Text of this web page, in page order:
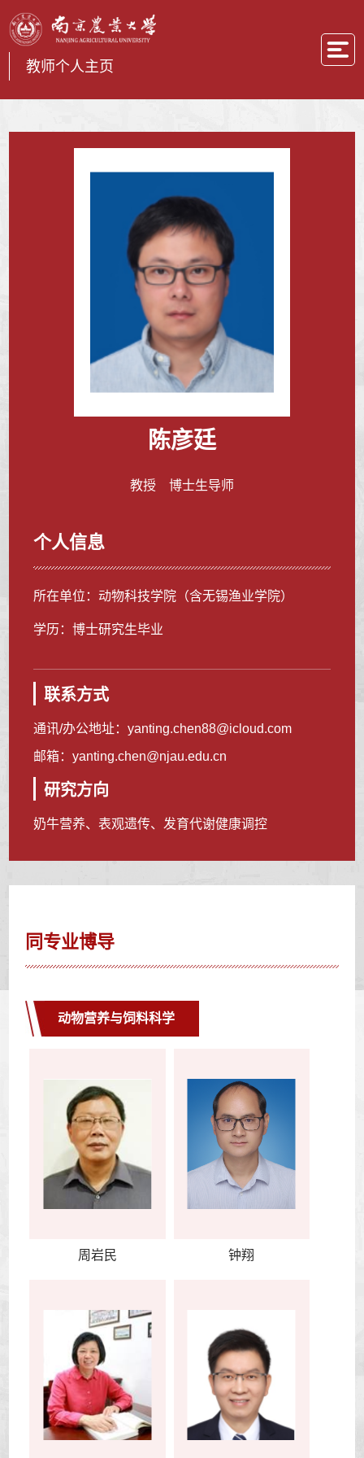
教师个人主页
陈彦廷
教授 博士生导师
个人信息
所在单位：动物科技学院（含无锡渔业学院）
学历：博士研究生毕业
联系方式
通讯/办公地址：yanting.chen88@icloud.com
邮箱：yanting.chen@njau.edu.cn
研究方向
奶牛营养、表观遗传、发育代谢健康调控
同专业博导
动物营养与饲料科学
周岩民 钟翔